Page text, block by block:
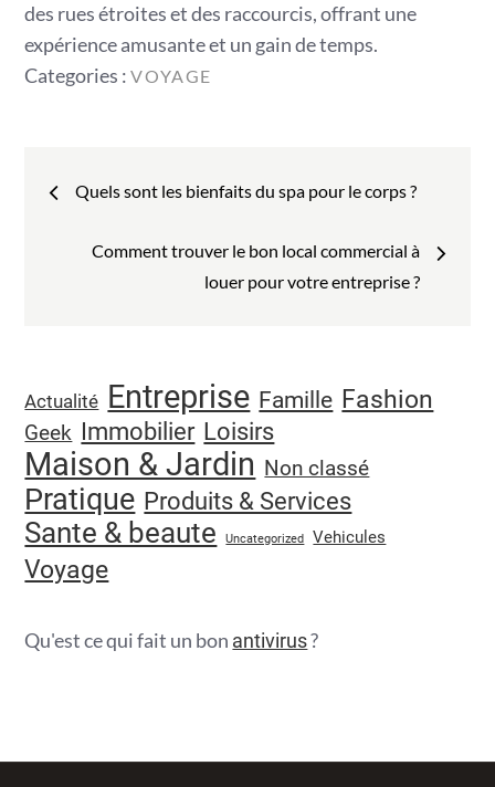
des rues étroites et des raccourcis, offrant une
expérience amusante et un gain de temps.
Categories
Categories :VOYAGE
Navigation
Quels sont les bienfaits du spa pour le corps ?
Comment trouver le bon local commercial à
louer pour votre entreprise ?
Actualité Entreprise Famille Fashion
Geek Immobilier Loisirs
Maison & Jardin Non classé
Pratique Produits & Services
Sante & beaute Uncategorized Vehicules
Voyage
Qu'est ce qui fait un bon antivirus?